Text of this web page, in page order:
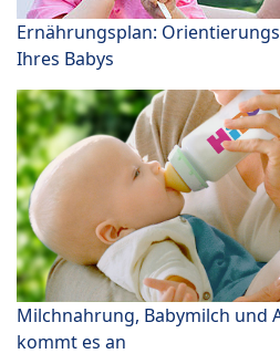
Ernährungsplan:
Ihres Babys
Milchnahrung, Babymilch und
kommt es an